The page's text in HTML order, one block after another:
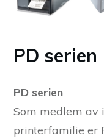
PD serien
PD serien
Som medlem av
printerfamilie er